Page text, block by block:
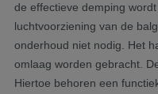
de effectieve demping
luchtvoorziening van de
onderhoud niet nodig. Het
omlaag worden gebracht.
Hiertoe behoren een